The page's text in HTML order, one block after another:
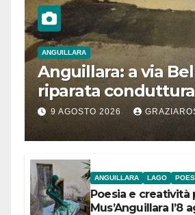
ANGUILLARA
Anguillara: a via
riparata
segnalazione IdD
9 AGOSTO 2026
ANGUILLARA LAGO
Poesia e creatività
Mus’Anguillara l’8